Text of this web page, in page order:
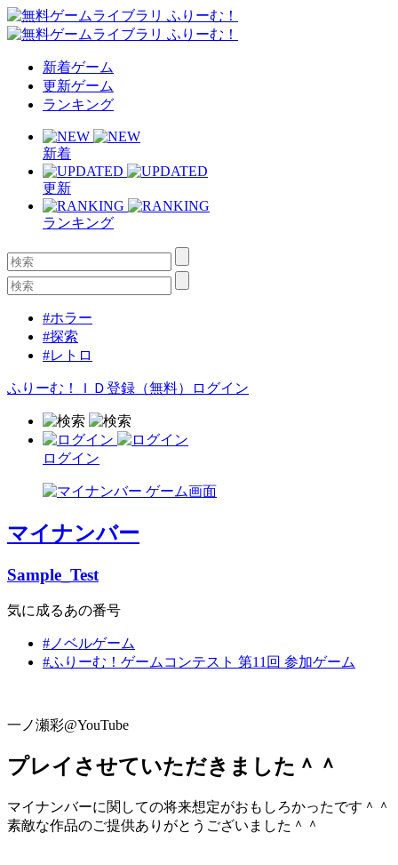
新着ゲーム
更新ゲーム
ランキング
新着
更新
ランキング
#ホラー
#探索
#レトロ
ふりーむ！ＩＤ登録（無料） ログイン
ログイン
マイナンバー
Sample_Test
気に成るあの番号
#ノベルゲーム
#ふりーむ！ゲームコンテスト 第11回 参加ゲーム
一ノ瀬彩@YouTube
プレイさせていただきました＾＾
マイナンバーに関しての将来想定がおもしろかったです＾＾
素敵な作品のご提供ありがとうございました＾＾